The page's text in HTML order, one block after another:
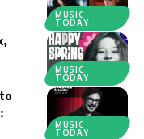
MUSIC
TODAY
MUSIC
TODAY
MUSIC
TODAY